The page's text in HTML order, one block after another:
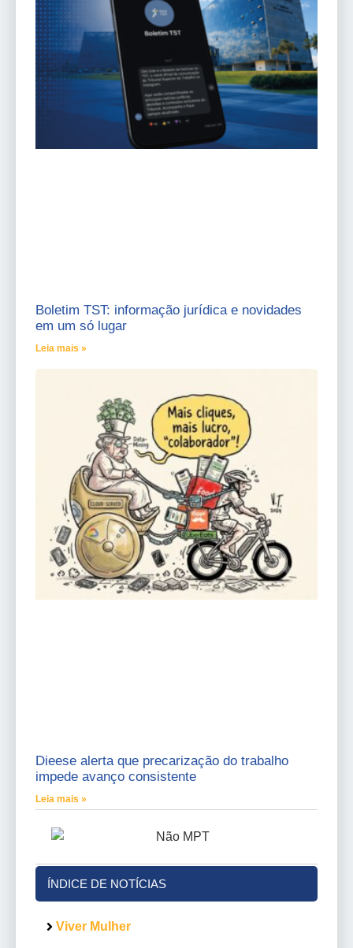
Boletim TST: informação jurídica e novidades
em um só lugar
Leia mais »
Dieese alerta que precarização do trabalho
impede avanço consistente
Leia mais »
ÍNDICE DE NOTÍCIAS
Viver Mulher